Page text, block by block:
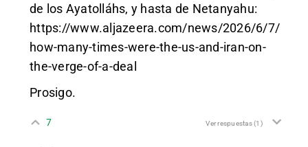
de los Ayatolláhs, y hasta de Netanyahu:
https://www.aljazeera.com/news/2026/6/7/
how-many-times-were-the-us-and-iran-on-
the-verge-of-a-deal
Prosigo.
7 Ver respuestas(1)